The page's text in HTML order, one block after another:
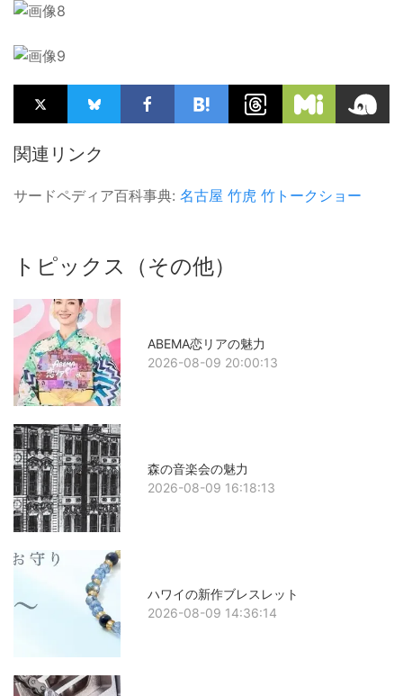
関連リンク
サードペディア百科事典: 名古屋 竹虎 竹トークショー
トピックス（その他）
ABEMA恋リアの魅力
2026-08-09 20:00:13
森の音楽会の魅力
2026-08-09 16:18:13
ハワイの新作ブレスレット
2026-08-09 14:36:14